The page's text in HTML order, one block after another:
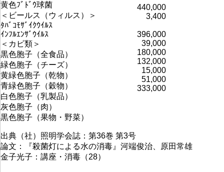
黄色ﾌﾞﾄﾞｳ球菌
＜ビールス（ウィルス）＞
ﾀﾊﾞｺﾓｻﾞｲｸｳｲﾙｽ
ｲﾝﾌﾙｴﾝｻﾞｳｲﾙｽ
＜カビ類＞
黒色胞子（全食品）
緑色胞子（チーズ）
黄緑色胞子（乾物）
青緑色胞子（穀物）
白色胞子（乳製品）
灰色胞子（肉）
黒色胞子（果物・野菜）
440,000
3,400
396,000
39,000
180,000
132,000
15,000
51,000
333,000
出典（社）照明学会誌：第36巻 第3号
論文：『殺菌灯による水の消毒』河端俊治、原田常雄
金子光子：講座・消毒（28）